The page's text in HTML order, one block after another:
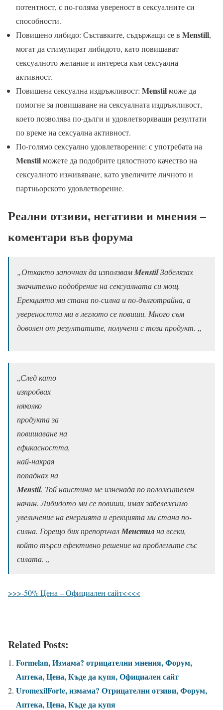
потентност, с по-голяма увереност в сексуалните си
способности.
Повишено либидо: Съставките, съдържащи се в Menstill,
могат да стимулират либидото, като повишават
сексуалното желание и интереса към сексуална
активност.
Повишена сексуална издръжливост: Menstilможе да
помогне за повишаване на сексуалната издръжливост,
което позволява по-дълги и удовлетворяващи резултати
по време на сексуална активност.
По-голямо сексуално удовлетворение: с употребата на
Menstilможете да подобрите цялостното качество на
сексуалното изживяване, като увеличите личното и
партньорското удовлетворение.
Реални отзиви, негативи и мнения –
коментари във форума
„Откакто започнах да използвамMenstilЗабелязах
значително подобрение на сексуалната си мощ.
Ерекцията ми стана по-силна и по-дълготрайна, а
увереността ми в леглото се повиши. Много съм
доволен от резултатите, получени с този продукт. „
„След като
изпробвах
няколко
продукта за
повишаване на
ефикасността,
най-накрая
попаднах на
Menstil. Той наистина ме изненада по положителен
начин. Либидото ми се повиши, имах забележимо
увеличение на енергията и ерекцията ми стана по-
силна. Горещо бих препоръчалМенстилна всеки,
който търси ефективно решение на проблемите със
силата. „
>>>-50% Цена – Официален сайт<<<<
Related Posts:
Formelan, Измама? отрицателни мнения, Форум,
Аптека, Цена, Къде да купя, Официален сайт
UromexilForte, измама? Отрицателни отзиви, Форум,
Аптека, Цена, Къде да купя